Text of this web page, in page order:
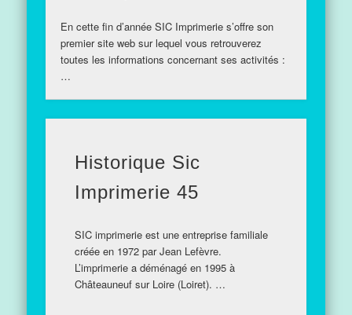
En cette fin d’année SIC Imprimerie s’offre son
premier site web sur lequel vous retrouverez
toutes les informations concernant ses activités :
…
Historique Sic
Imprimerie 45
SIC imprimerie est une entreprise familiale
créée en 1972 par Jean Lefèvre.
L’imprimerie a déménagé en 1995 à
Châteauneuf sur Loire (Loiret). …